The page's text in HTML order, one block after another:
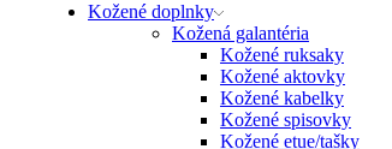
Kožené doplnky
Kožená galantéria
Kožené ruksaky
Kožené aktovky
Kožené kabelky
Kožené spisovky
Kožené etue/tašky